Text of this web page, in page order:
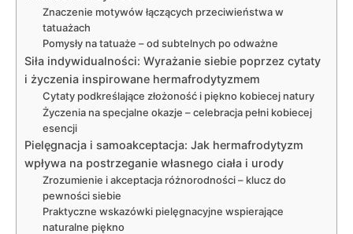
Znaczenie motywów łączących przeciwieństwa w
tatuażach
Pomysły na tatuaże – od subtelnych po odważne
Siła indywidualności: Wyrażanie siebie poprzez cytaty
i życzenia inspirowane hermafrodytyzmem
Cytaty podkreślające złożoność i piękno kobiecej natury
Życzenia na specjalne okazje – celebracja pełni kobiecej
esencji
Pielęgnacja i samoakceptacja: Jak hermafrodytyzm
wpływa na postrzeganie własnego ciała i urody
Zrozumienie i akceptacja różnorodności – klucz do
pewności siebie
Praktyczne wskazówki pielęgnacyjne wspierające
naturalne piękno